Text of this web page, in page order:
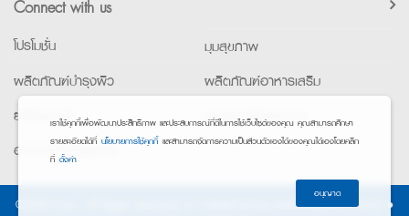
Connect with us
โปรโมชั่น
มุมสุขภาพ
ผลิตภัณฑ์บำรุงผิว
ผลิตภัณฑ์อาหารเสริม
ยาใช้เฉพาะที่
อุปกรณ์เพื่อสุขภาพ
อาหารทางการแพทย์
©2026 Exta. All Rights Reserved. • การแจ้งการประมวลผลข้อมูลส่วนบุคคล
•
เราใช้คุกกี้เพื่อพัฒนาประสิทธิภาพ และประสบการณ์ที่ดีในการใช้เว็บไซต์ของคุณ คุณสามารถศึกษา
รายละเอียดได้ที่ นโยบายการใช้คุกกี้ และสามารถจัดการความเป็นส่วนตัวเองได้ของคุณได้เองโดยคลิก
ที่ ตั้งค่า
อนุญาต